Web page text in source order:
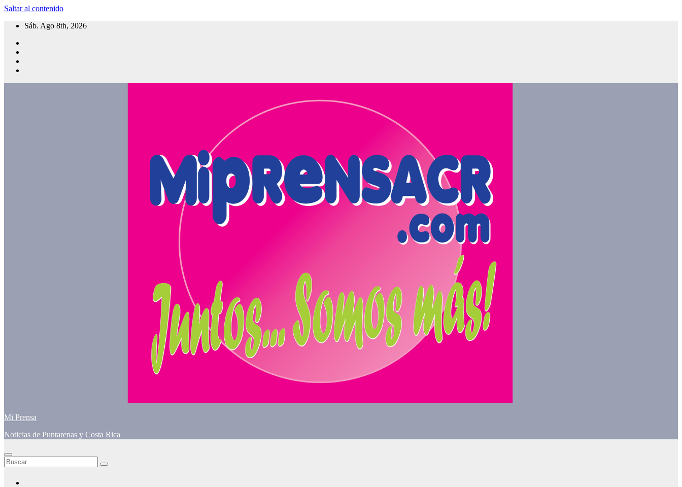
Saltar al contenido
Sáb. Ago 8th, 2026
Mi Prensa
Noticias de Puntarenas y Costa Rica